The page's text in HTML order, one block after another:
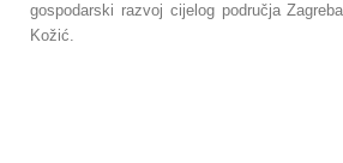
gospodarski razvoj cijelog područja
Kožić.